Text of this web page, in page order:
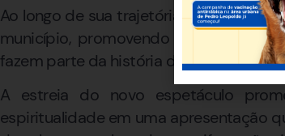
Ao longo de sua trajetória, Os
município, promovendo o
fazem parte da história da região.
A estreia do novo espetáculo
espiritualidade em uma apresentação